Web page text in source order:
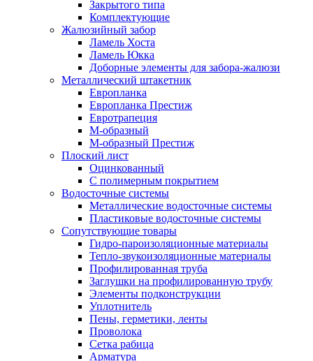
Закрытого типа
Комплектующие
Жалюзийный забор
Ламель Хоста
Ламель Юкка
Доборные элементы для забора-жалюзи
Металлический штакетник
Европланка
Европланка Престиж
Евротрапеция
М-образный
М-образный Престиж
Плоский лист
Оцинкованный
С полимерным покрытием
Водосточные системы
Металлические водосточные системы
Пластиковые водосточные системы
Сопутствующие товары
Гидро-пароизоляционные материалы
Тепло-звукоизоляционные материалы
Профилированная труба
Заглушки на профилированную трубу
Элементы подконструкции
Уплотнитель
Пены, герметики, ленты
Проволока
Сетка рабица
Арматура